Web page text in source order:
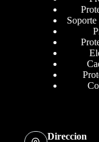
Direccion